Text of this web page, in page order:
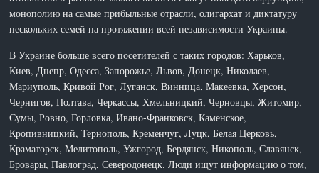
монополию на самые прибыльные отрасли, олигархат и диктатуру
нескольких семей на протяжении всей независимости Украины.
В Украине больше всего посетителей с таких городов: Харьков,
Киев, Днепр, Одесса, Запорожье, Львов, Донецк, Николаев,
Мариуполь, Кривой Рог, Луганск, Винница, Макеевка, Херсон,
Чернигов, Полтава, Черкассы, Хмельницкий, Черновцы, Житомир,
Сумы, Ровно, Горловка, Ивано-Франковск, Каменское,
Кропивницкий, Тернополь, Кременчуг, Луцк, Белая Церковь,
Краматорск, Мелитополь, Ужгород, Бердянск, Никополь, Славянск,
Бровары, Павлоград, Северодонецк. Люди ищут информацию о том,